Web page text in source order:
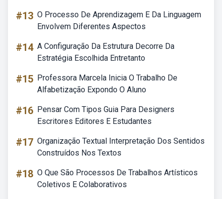
#13 O Processo De Aprendizagem E Da Linguagem
Envolvem Diferentes Aspectos
#14 A Configuração Da Estrutura Decorre Da
Estratégia Escolhida Entretanto
#15 Professora Marcela Inicia O Trabalho De
Alfabetização Expondo O Aluno
#16 Pensar Com Tipos Guia Para Designers
Escritores Editores E Estudantes
#17 Organização Textual Interpretação Dos Sentidos
Construídos Nos Textos
#18 O Que São Processos De Trabalhos Artísticos
Coletivos E Colaborativos